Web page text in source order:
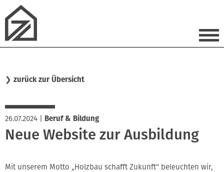
❯ zurück zur Übersicht
26.07.2024 Beruf & Bildung
Neue Website zur Ausbildung
Mit unserem Motto „Holzbau schafft Zukunft“ beleuchten wir,